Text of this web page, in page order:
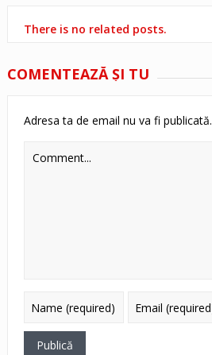
There is no related posts.
COMENTEAZĂ ŞI TU
Adresa ta de email nu va fi publicată.